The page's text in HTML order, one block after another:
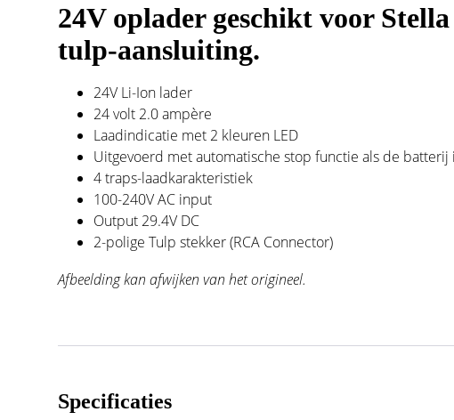
24V oplader geschikt voor
tulp-aansluiting.
24V Li-Ion lader
24 volt 2.0 ampère
Laadindicatie met 2 kleuren LED
Uitgevoerd met automatische stop functie als de batterij
4 traps-laadkarakteristiek
100-240V AC input
Output 29.4V DC
2-polige Tulp stekker (RCA Connector)
Afbeelding kan afwijken van het origineel.
Specificaties